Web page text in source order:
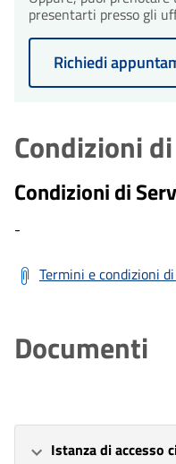
presentarti presso gli
Richiedi
Condizioni
Condizioni di
-
Termini e condizioni
Documenti
Istanza di accesso